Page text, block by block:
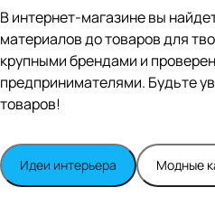
n
Whit
e
satin
В интернет-магазине вы
материалов до товаров для
крупными брендами и
предпринимателями. Будьте
товаров!
Идеи интерьера Модные